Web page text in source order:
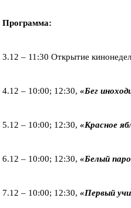
Программа:
3.12 – 11:30 Открытие
4.12 – 10:00; 12:30, «Бег
5.12 – 10:00; 12:30, «Красное
6.12 – 10:00; 12:30, «Белый
7.12 – 10:00; 12:30, «Первый